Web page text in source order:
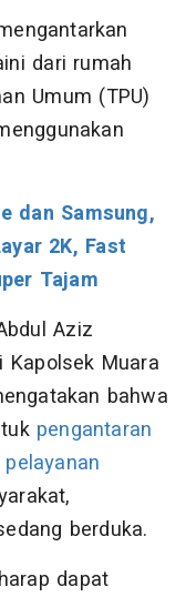
dari rumah
Umum (TPU)
dan Samsung,
2K, Fast
Tajam
Aziz
Kapolsek Muara
bahwa
pengantaran
pelayanan
berduka.
dapat